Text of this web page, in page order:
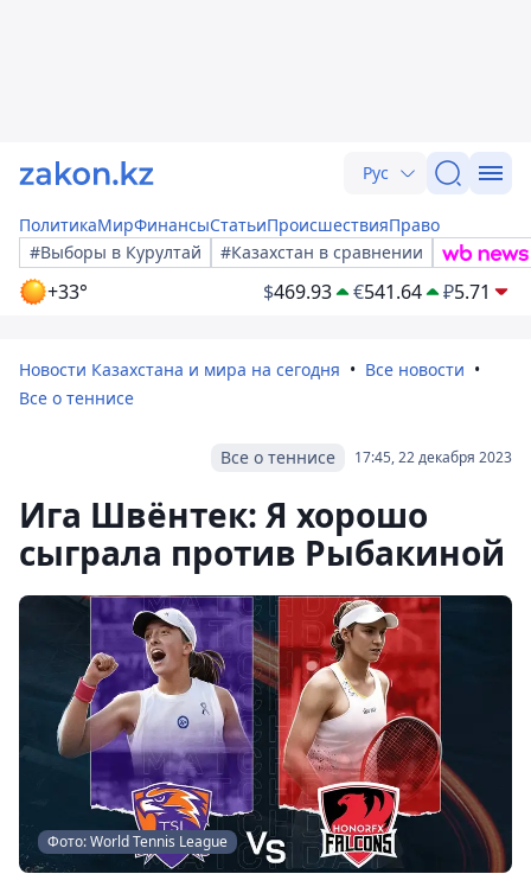
Рус
ПолитикаМирФинансыСтатьиПроисшествияПраво
#Выборы в Курултай
#Казахстан в сравнении
+33° $469.93 €541.64 ₽5.71
Новости Казахстана и мира на сегодня
Все новости
Все о теннисе
17:45, 22 декабря 2023
Все о теннисе
Ига Швёнтек: Я хорошо
сыграла против Рыбакиной
Фото: World Tennis League